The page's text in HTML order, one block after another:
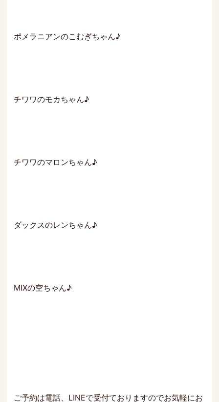
ポメラニアンのこむぎちゃん♪
チワワのモカちゃん♪
チワワのマロンちゃん♪
ダックスのレンちゃん♪
MIXの空ちゃん♪
ご予約は電話、LINEで受付ておりますのでお気軽にお